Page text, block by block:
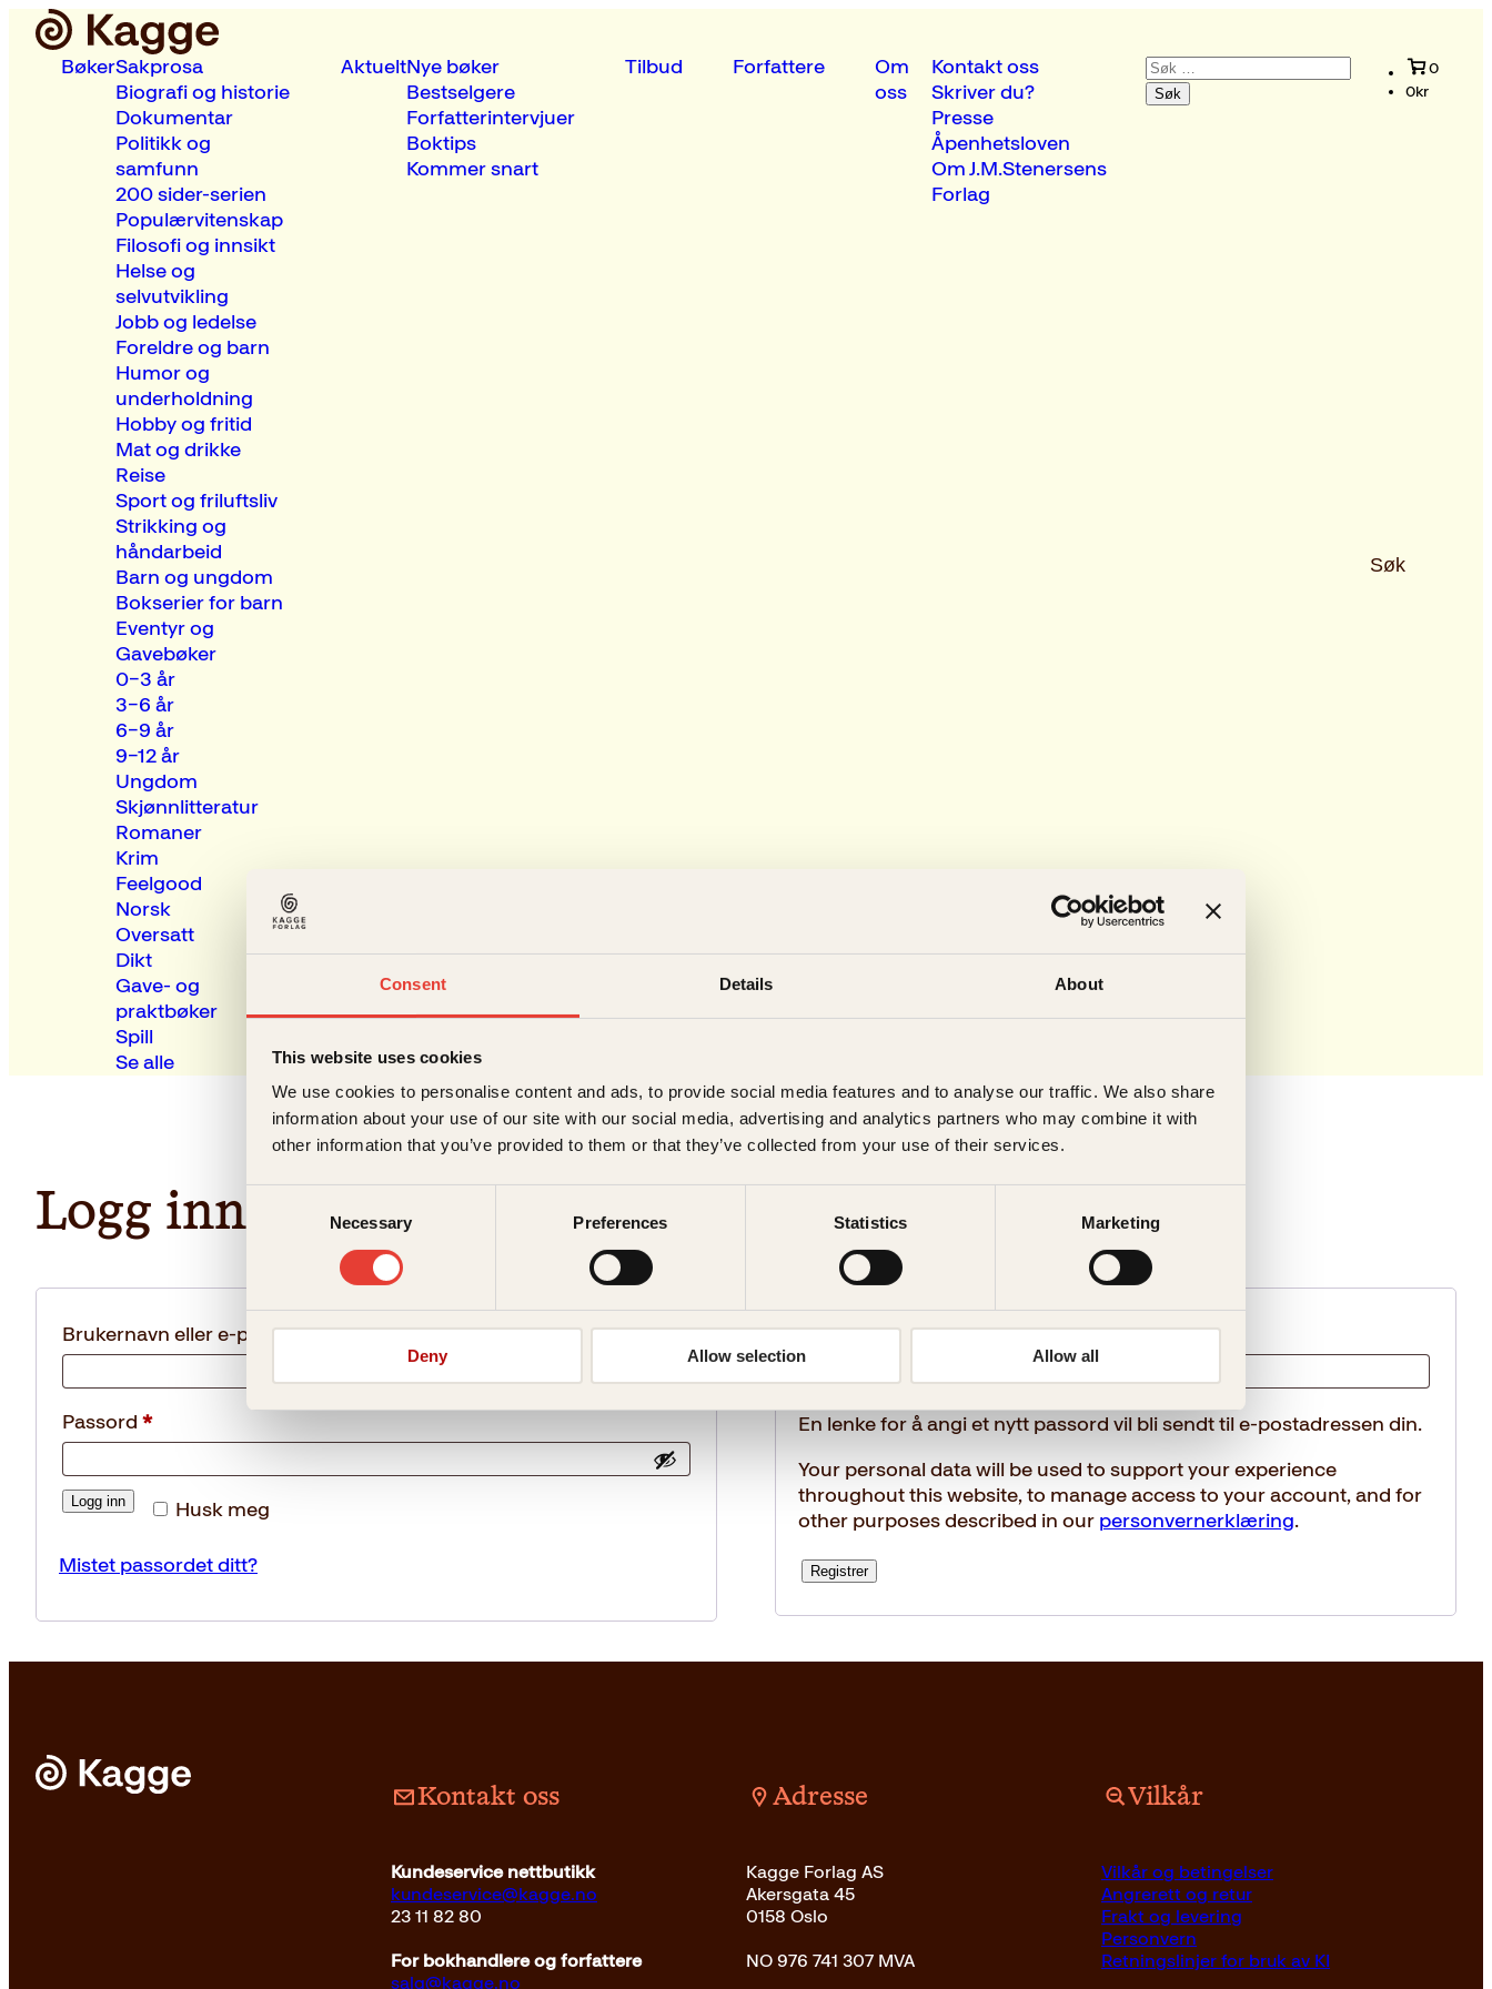
Consent Details About
This website uses cookies
We use cookies to personalise content and ads, to provide social media features and to analyse our traffic. We also share
information about your use of our site with our social media, advertising and analytics partners who may combine it with
other information that you’ve provided to them or that they’ve collected from your use of their services.
Selection
Necessary Preferences Statistics Marketing
Deny Allow selection Allow all
BøkerSakprosa
Biografi og historie
Dokumentar
Politikk og
samfunn
200 sider-serien
Populærvitenskap
Filosofi og innsikt
Helse og
selvutvikling
Jobb og ledelse
Foreldre og barn
Humor og
underholdning
Hobby og fritid
Mat og drikke
Reise
Sport og friluftsliv
Strikking og
håndarbeid
Barn og ungdom
Bokserier for barn
Eventyr og
Gavebøker
0–3 år
3–6 år
6–9 år
9–12 år
Ungdom
Skjønnlitteratur
Romaner
Krim
Feelgood
Norsk
Oversatt
Dikt
Gave- og
praktbøker
Spill
Se alle
AktueltNye bøker
Bestselgere
Forfatterintervjuer
Boktips
Kommer snart
Tilbud Forfattere
Om
oss
Kontakt oss
Skriver du?
Presse
Åpenhetsloven
Om J.M.Stenersens
Forlag
Søk
etter:
Søk
0
0kr
Min Konto
Logg inn
Brukernavn eller e-postadresse*Påkrevd
Passord *Påkrevd
Husk meg
Logg inn
Mistet passordet ditt?
Registrer
E-postadresse*Påkrevd
En lenke for å angi et nytt passord vil bli sendt til e-postadressen din.
Your personal data will be used to support your experience
throughout this website, to manage access to your account, and for
other purposes described in our personvernerklæring.
Registrer
Kontakt oss
Kundeservice nettbutikk
kundeservice@kagge.no
23 11 82 80
For bokhandlere og forfattere
salg@kagge.no
Adresse
Kagge Forlag AS
Akersgata 45
0158 Oslo
NO 976 741 307 MVA
Vilkår
Vilkår og betingelser
Angrerett og retur
Frakt og levering
Personvern
Retningslinjer for bruk av KI